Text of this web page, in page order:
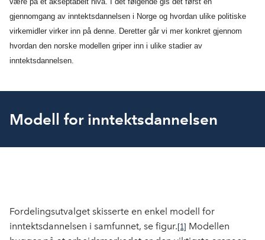
gjennomgang av inntektsdannelsen i Norge og hvordan ulike politiske
virkemidler virker inn på denne. Deretter går vi mer konkret gjennom
hvordan den norske modellen griper inn i ulike stadier av
inntektsdannelsen.
Modell for inntektsdannelsen
Fordelingsutvalget skisserte en enkel modell for
inntektsdannelsen i samfunnet, se figur. [1] Modellen